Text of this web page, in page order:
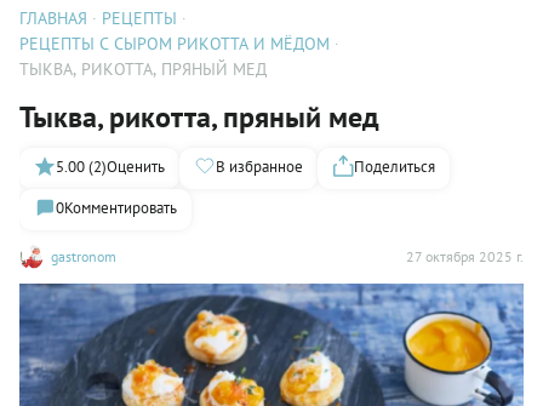
ГЛАВНАЯ
РЕЦЕПТЫ
РЕЦЕПТЫ С СЫРОМ РИКОТТА И МЁДОМ
ТЫКВА, РИКОТТА, ПРЯНЫЙ МЕД
Тыква, рикотта, пряный мед
gastronom 27 октября 2025 г.
5.00 (2)Оценить В избранное
Поделиться
0Комментировать